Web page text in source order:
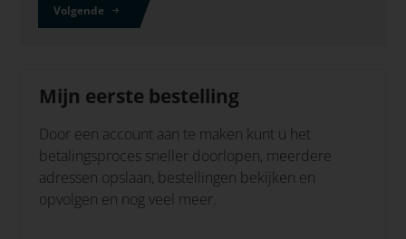
Volgende
Mijn eerste bestelling
Door een account aan te maken kunt u het
betalingsproces sneller doorlopen, meerdere
adressen opslaan, bestellingen bekijken en
opvolgen en nog veel meer.